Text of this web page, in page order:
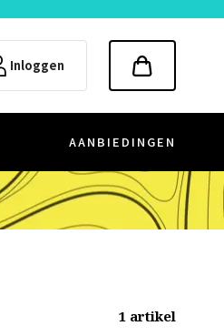
Inloggen
AANBIEDINGEN
1 artikel